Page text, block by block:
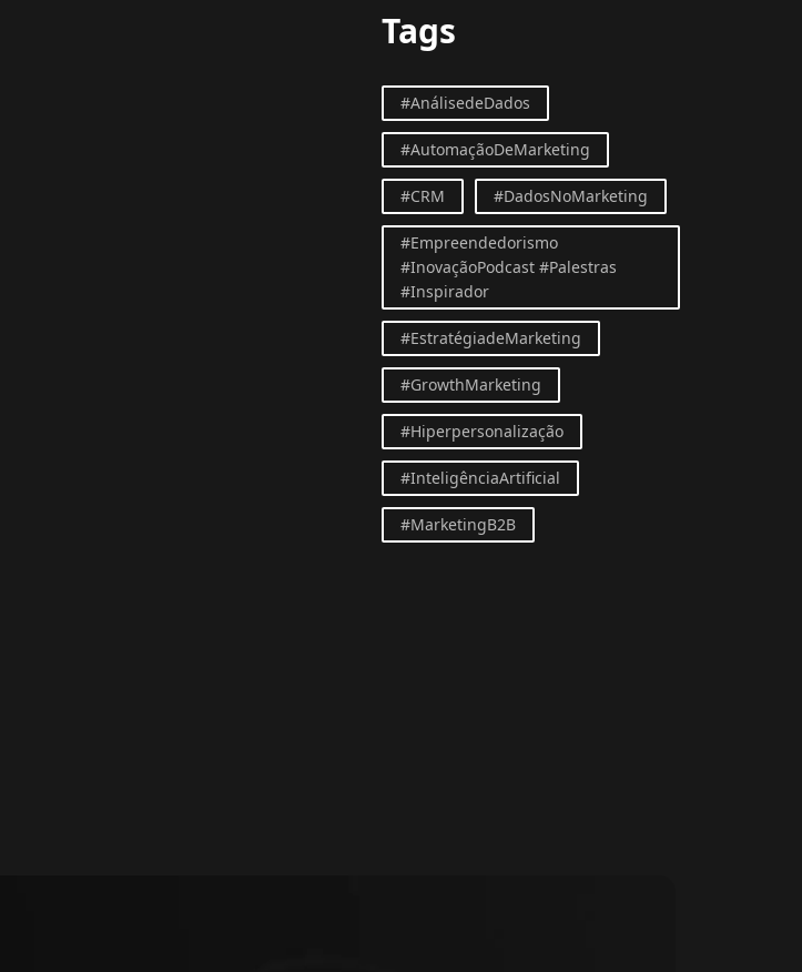
Tags
#AnálisedeDados
#AutomaçãoDeMarketing
#CRM #DadosNoMarketing
#Empreendedorismo
#InovaçãoPodcast #Palestras
#Inspirador
#EstratégiadeMarketing
#GrowthMarketing
#Hiperpersonalização
#InteligênciaArtificial
#MarketingB2B